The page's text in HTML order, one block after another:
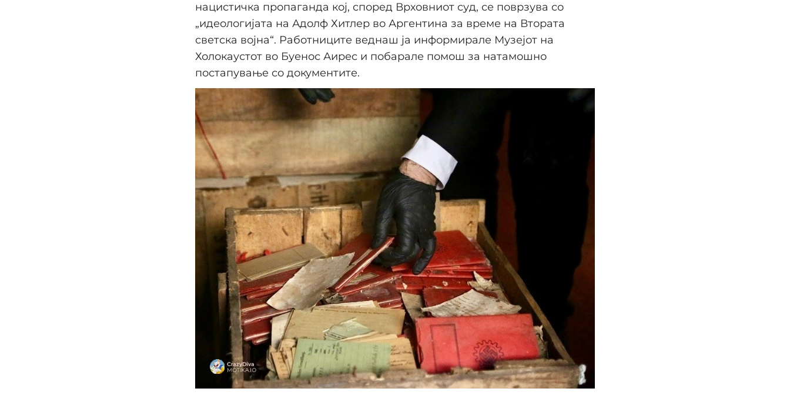
нацистичка пропаганда кој, според Врховниот суд, се поврзува со
„идеологијата на Адолф Хитлер во Аргентина за време на Втората
светска војна“. Работниците веднаш ја информирале Музејот на
Холокаустот во Буенос Аирес и побарале помош за натамошно
постапување со документите.